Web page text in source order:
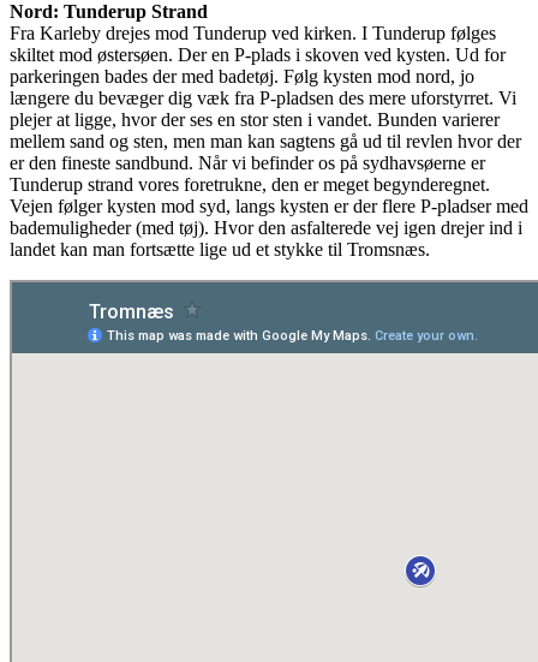
Nord: Tunderup Strand
Fra Karleby drejes mod Tunderup ved kirken. I Tunderup følges
skiltet mod østersøen. Der en P-plads i skoven ved kysten. Ud for
parkeringen bades der med badetøj. Følg kysten mod nord, jo
længere du bevæger dig væk fra P-pladsen des mere uforstyrret. Vi
plejer at ligge, hvor der ses en stor sten i vandet. Bunden varierer
mellem sand og sten, men man kan sagtens gå ud til revlen hvor der
er den fineste sandbund. Når vi befinder os på sydhavsøerne er
Tunderup strand vores foretrukne, den er meget begynderegnet.
Vejen følger kysten mod syd, langs kysten er der flere P-pladser med
bademuligheder (med tøj). Hvor den asfalterede vej igen drejer ind i
landet kan man fortsætte lige ud et stykke til Tromsnæs.